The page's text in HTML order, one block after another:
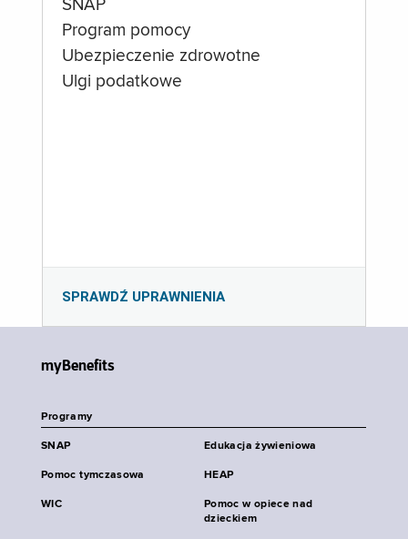
SNAP
Program pomocy
Ubezpieczenie zdrowotne
Ulgi podatkowe
SPRAWDŹ UPRAWNIENIA
myBenefits
Programy
SNAP Edukacja żywieniowa
Pomoc tymczasowa HEAP
WIC
Pomoc w opiece nad
dzieckiem